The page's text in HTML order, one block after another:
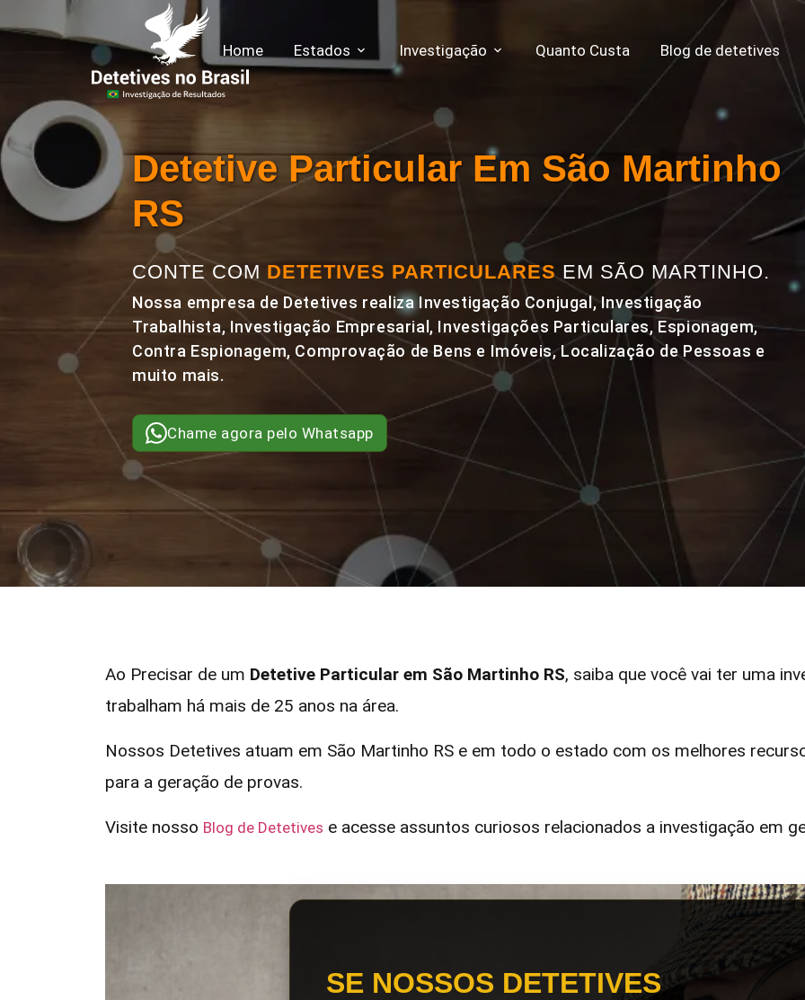
Home Estados Investigação Quanto Custa Blog de detetives
Detetive Particular Em São Martinho
RS
CONTE COM DETETIVES PARTICULARESEM SÃO MARTINHO.
Nossa empresa de Detetives realiza Investigação Conjugal, Investigação
Trabalhista, Investigação Empresarial, Investigações Particulares, Espionagem,
Contra Espionagem, Comprovação de Bens e Imóveis, Localização de Pessoas e
muito mais.
Chame agora pelo Whatsapp
Ao Precisar de um Detetive Particular em São Martinho RS, saiba que você vai ter uma
trabalham há mais de 25 anos na área.
Nossos Detetives atuam em São Martinho RS e em todo o estado com os melhores
para a geração de provas.
Visite nosso Blog de Detetives e acesse assuntos curiosos relacionados a investigação em
SE NOSSOS DETETIVES